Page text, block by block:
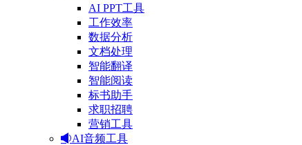
AI PPT工具
工作效率
数据分析
文档处理
智能翻译
智能阅读
标书助手
求职招聘
营销工具
AI音频工具